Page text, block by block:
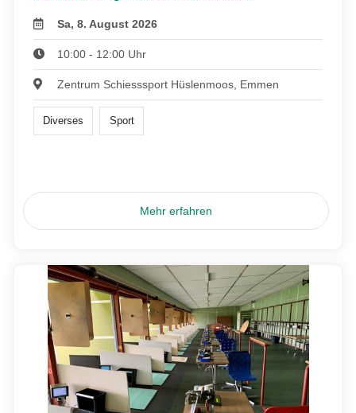
Sa, 8. August 2026
10:00 - 12:00 Uhr
Zentrum Schiesssport Hüslenmoos, Emmen
Diverses Sport
Mehr erfahren